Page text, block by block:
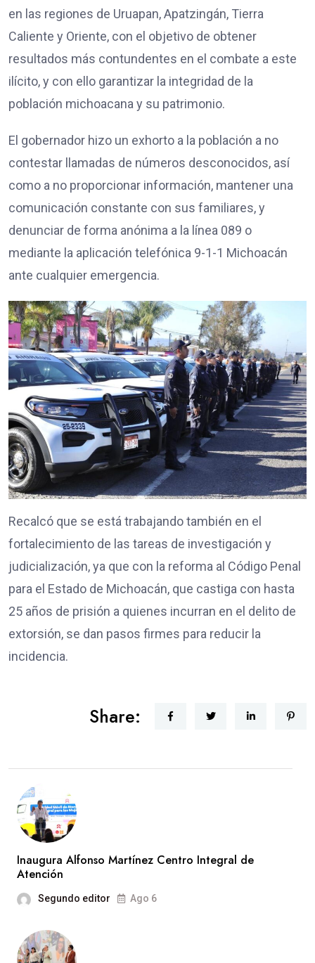
en las regiones de Uruapan, Apatzingán, Tierra
Caliente y Oriente, con el objetivo de obtener
resultados más contundentes en el combate a este
ilícito, y con ello garantizar la integridad de la
población michoacana y su patrimonio.
El gobernador hizo un exhorto a la población a no
contestar llamadas de números desconocidos, así
como a no proporcionar información, mantener una
comunicación constante con sus familiares, y
denunciar de forma anónima a la línea 089 o
mediante la aplicación telefónica 9-1-1 Michoacán
ante cualquier emergencia.
Recalcó que se está trabajando también en el
fortalecimiento de las tareas de investigación y
judicialización, ya que con la reforma al Código Penal
para el Estado de Michoacán, que castiga con hasta
25 años de prisión a quienes incurran en el delito de
extorsión, se dan pasos firmes para reducir la
incidencia.
Share:
Inaugura Alfonso Martínez Centro Integral de
Atención
Segundo editor Ago 6